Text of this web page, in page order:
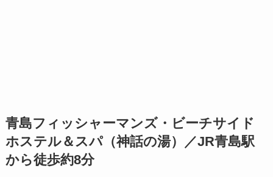
青島フィッシャーマンズ・ビーチサイド
ホステル＆スパ（神話の湯）／JR青島駅
から徒歩約8分